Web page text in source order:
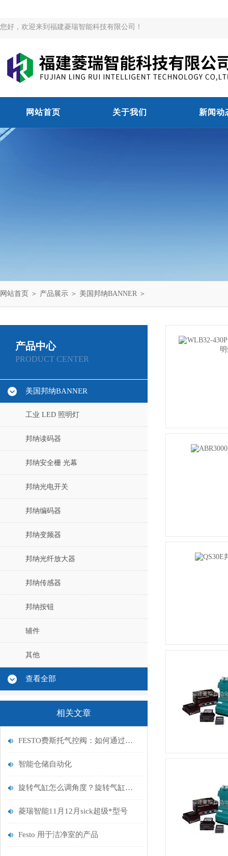
您好，欢迎来到福建菱瑞智能科技有限公司！
网站首页 关于我们 新闻动
网站首页 ＞ 产品展示 ＞ 美国邦纳BANNER ＞
产品中心
PRODUCT CENTER
美国邦纳BANNER
工业 LED 照明灯
邦纳读码器
邦纳安全栅 光幕
邦纳光电开关
邦纳编码器
邦纳变频器
邦纳光纤放大器
邦纳传感器
邦纳按钮
辅件
其他
查看全部
相关文章
FESTO费斯托气控阀：如何通过精准气动控制提升工业自动化生产效率与可靠性
智能仓储自动化
旋转气缸怎么调角度？旋转气缸工作原理
菱瑞智能11月12月sick超级*型号
Festo 用于洁净室的产品